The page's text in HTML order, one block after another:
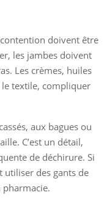
doivent être
les jambes doivent
Les crèmes, huiles
textile, compliquer
aux bagues ou
C’est un détail,
de déchirure. Si
des gants de
pharmacie.